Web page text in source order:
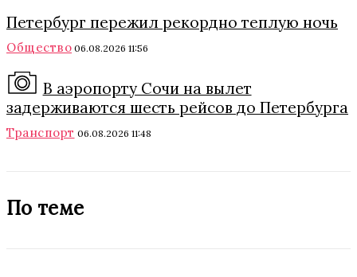
Петербург пережил рекордно теплую ночь
Общество 06.08.2026 11:56
В аэропорту Сочи на вылет
задерживаются шесть рейсов до Петербурга
Транспорт 06.08.2026 11:48
По теме